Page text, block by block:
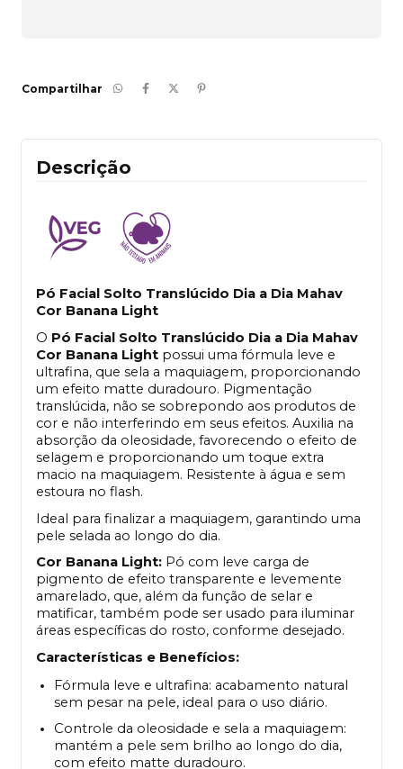
Compartilhar
Descrição
Pó Facial Solto Translúcido Dia a Dia Mahav
Cor Banana Light
O Pó Facial Solto Translúcido Dia a Dia Mahav
Cor Banana Light possui uma fórmula leve e
ultrafina, que sela a maquiagem, proporcionando
um efeito matte duradouro. Pigmentação
translúcida, não se sobrepondo aos produtos de
cor e não interferindo em seus efeitos. Auxilia na
absorção da oleosidade, favorecendo o efeito de
selagem e proporcionando um toque extra
macio na maquiagem. Resistente à água e sem
estoura no flash.
Ideal para finalizar a maquiagem, garantindo uma
pele selada ao longo do dia.
Cor Banana Light: Pó com leve carga de
pigmento de efeito transparente e levemente
amarelado, que, além da função de selar e
matificar, também pode ser usado para iluminar
áreas específicas do rosto, conforme desejado.
Características e Benefícios:
Fórmula leve e ultrafina: acabamento natural
sem pesar na pele, ideal para o uso diário.
Controle da oleosidade e sela a maquiagem:
mantém a pele sem brilho ao longo do dia,
com efeito matte duradouro.